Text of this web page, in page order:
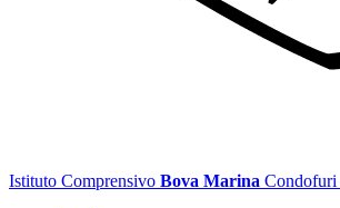
Istituto Comprensivo Bova Marina Condofuri